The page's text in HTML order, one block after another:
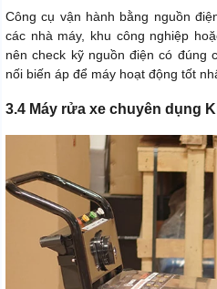
Công cụ vận hành bằng nguồn
các nhà máy, khu công nghiệp
nên check kỹ nguồn điện có đúng
nối biến áp để máy hoạt động tốt
3.4 Máy rửa xe chuyên dụng